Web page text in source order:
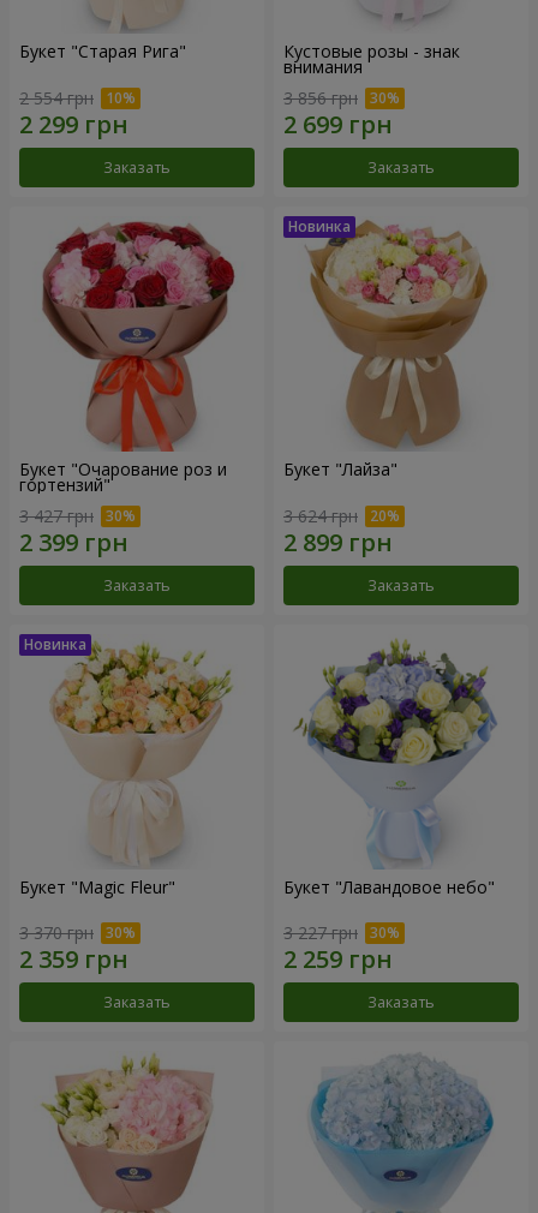
Букет "Старая Рига"
2 554 грн
Заказать
Кустовые розы - знак
внимания
3 856 грн
Заказать
Букет "Очарование роз и
гортензий"
3 427 грн
Заказать
Букет "Лайза"
3 624 грн
Заказать
Букет "Magic Fleur"
3 370 грн
Заказать
Букет "Лавандовое небо"
3 227 грн
Заказать